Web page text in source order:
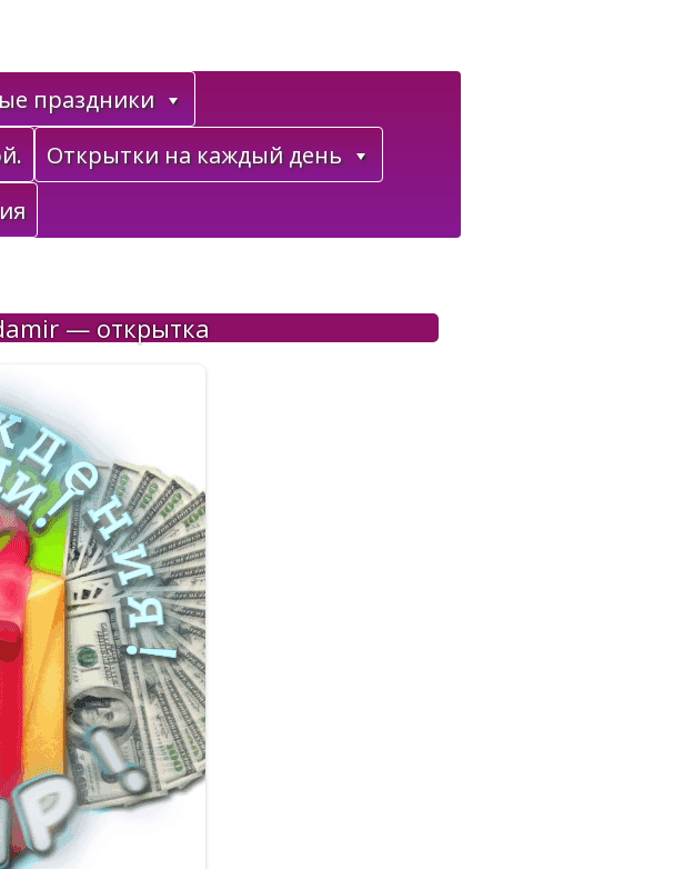
праздники
Открытки на каждый день
— открытка